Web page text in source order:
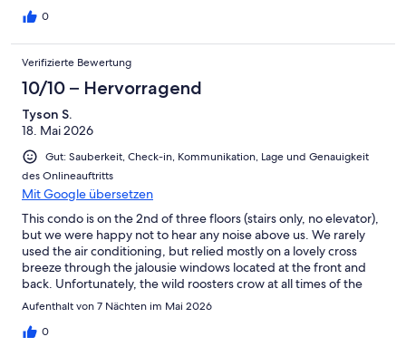
0
Verifizierte Bewertung
10/10 – Hervorragend
Tyson S.
18. Mai 2026
Gut: Sauberkeit, Check-in, Kommunikation, Lage und Genauigkeit
des Onlineauftritts
Mit Google übersetzen
This condo is on the 2nd of three floors (stairs only, no elevator),
but we were happy not to hear any noise above us. We rarely
used the air conditioning, but relied mostly on a lovely cross
breeze through the jalousie windows located at the front and
back. Unfortunately, the wild roosters crow at all times of the
day and night, so ear plugs are a great idea. The place was
not provided; i.e. dishwasher, disposal. The lanai was tiny but it
Aufenthalt von 7 Nächten im Mai 2026
0